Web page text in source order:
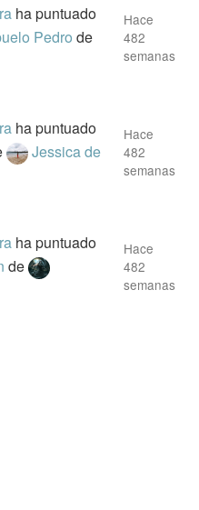
ha puntuado
Pedrode
Hace
482
semanas
ha puntuado
Jessica de
Hace
482
semanas
ha puntuado
de
Hace
482
semanas